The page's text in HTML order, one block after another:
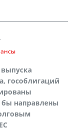
гособлигаций
направлены